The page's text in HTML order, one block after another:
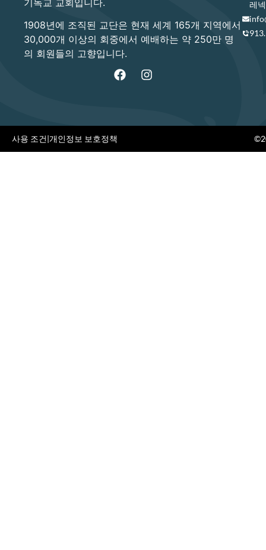
1908년에 조직된 교단은 현재 세계 165개 지역에서
30,000개 이상의 회중에서 예배하는 약 250만 명
의 회원들의 고향입니다.
레
사용 조건|개인정보 보호정책